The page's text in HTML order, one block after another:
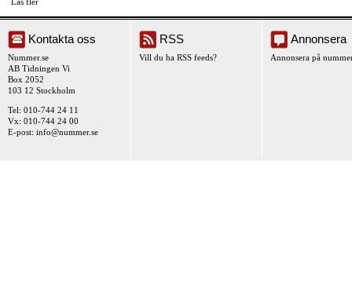
Kontakta oss
Nummer.se
AB Tidningen Vi
Box 2052
103 12 Stockholm
Tel: 010-744 24 11
Vx: 010-744 24 00
E-post: info@nummer.se
RSS
Vill du ha RSS feeds?
Annonsera
Annonsera på